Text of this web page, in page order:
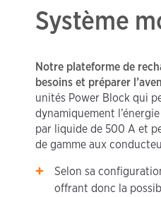
Système
Notre plateforme de
besoins et préparer
unités Power Block qui
dynamiquement
par liquide de 500 A et
de gamme aux
Selon sa
offrant donc la